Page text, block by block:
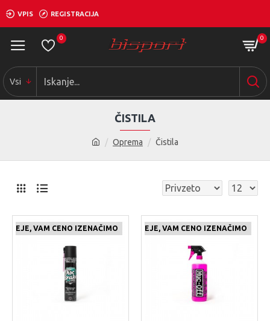
VPIS REGISTRACIJA
0 0
Vsi
Oprema Čistila
ČISTILA
VAM CENO IZENAČIMO
ČE NAJDETE IZDELEK KJE CENEJE, VAM CENO IZENAČIMO